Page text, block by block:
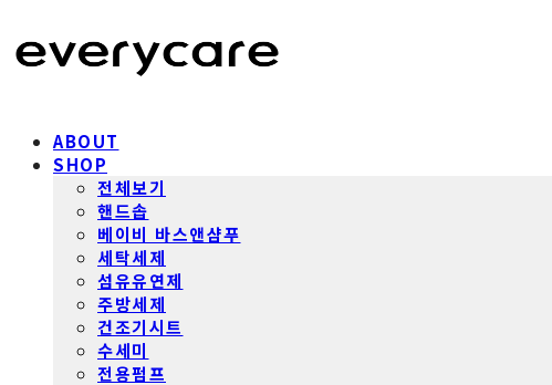
ABOUT
SHOP
전체보기
핸드솝
베이비 바스앤샴푸
세탁세제
섬유유연제
주방세제
건조기시트
수세미
전용펌프